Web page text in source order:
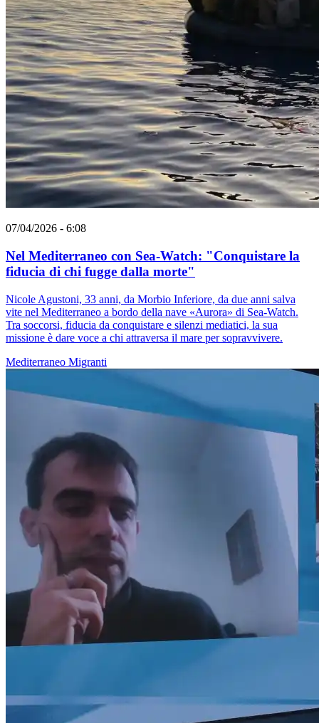
07/04/2026 - 6:08
Nel Mediterraneo con Sea-Watch: "Conquistare la
fiducia di chi fugge dalla morte"
Nicole Agustoni, 33 anni, da Morbio Inferiore, da due anni salva
vite nel Mediterraneo a bordo della nave «Aurora» di Sea-Watch.
Tra soccorsi, fiducia da conquistare e silenzi mediatici, la sua
missione è dare voce a chi attraversa il mare per sopravvivere.
Mediterraneo Migranti